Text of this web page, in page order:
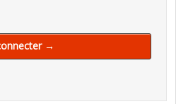
→